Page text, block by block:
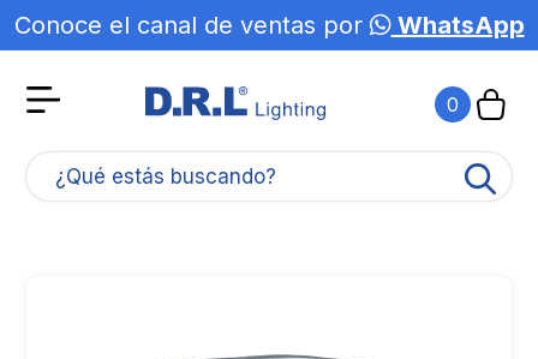
Conoce el canal de ventas por WhatsApp
0
¿Qué estás buscando?
Agotado